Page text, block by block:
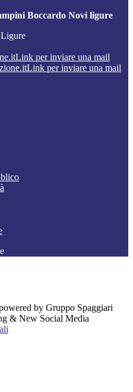
Boccardo Novi ligure
Link per inviare una mail
Link per inviare una mail
by Gruppo Spaggiari
& New Social Media